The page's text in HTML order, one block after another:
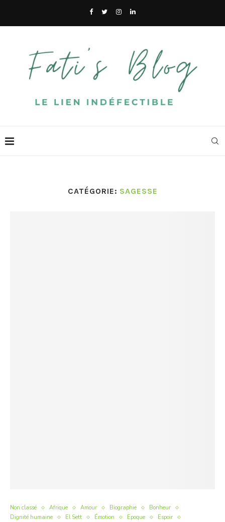
CATÉGORIE: SAGESSE
Non classé Afrique Amour Biographie
Bonheur
Dignité humaine
El Sett Émotion Epoque
Espoir